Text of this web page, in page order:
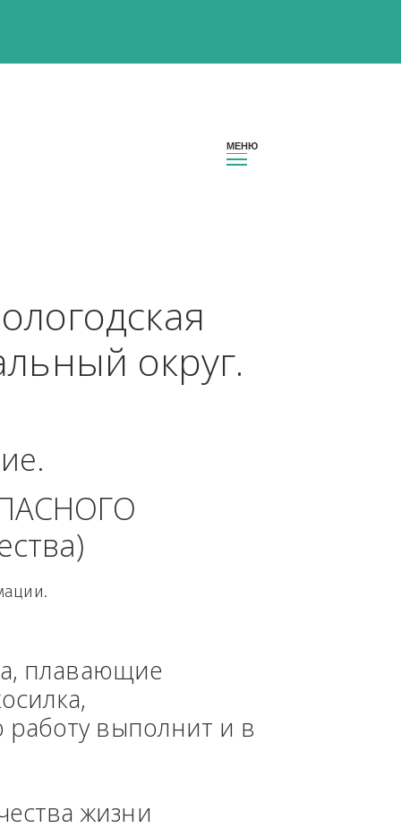
Вологодская
округ.
плавающие
работу выполнит и в